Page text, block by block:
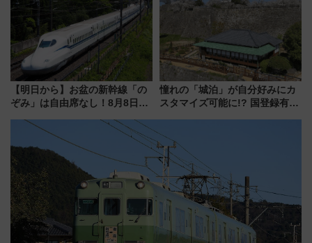
の舞台は「島原鉄道」
【明日から】お盆の新幹線「の
ぞみ」は自由席なし！8月8日午
せば空きが見つかることも 混
雑避ける「空席」探しのコツ
憧れの「城泊」が自分好みにカ
スタマイズ可能に!? 国登録有形
ンが誕生！